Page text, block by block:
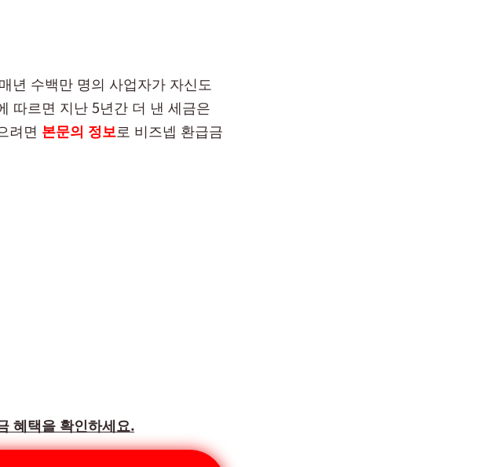
년 수백만 명의 사업자가 자신도
따르면 지난 5년간 더 낸 세금은
려면 본문의 정보로 비즈넵 환급금
혜택을 확인하세요.